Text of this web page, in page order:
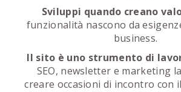
Sviluppi quando creano
funzionalità nascono da
business.
Il sito è uno strumento di
SEO, newsletter e marketing
creare occasioni di incontro con